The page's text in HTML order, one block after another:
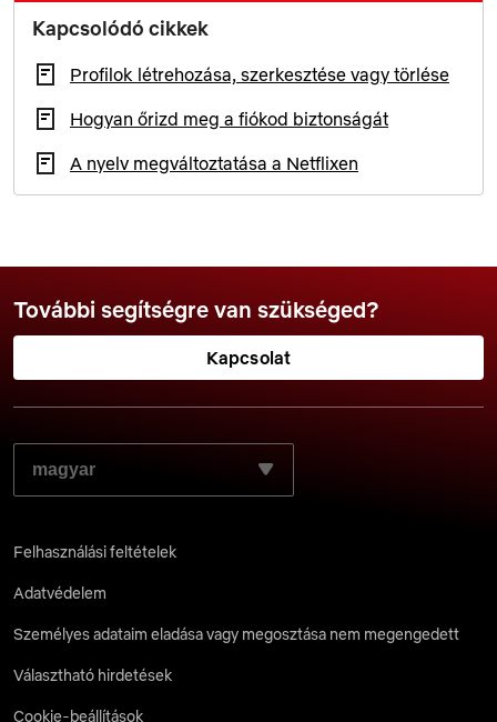
Kapcsolódó cikkek
Profilok létrehozása, szerkesztése vagy törlése
Hogyan őrizd meg a fiókod biztonságát
A nyelv megváltoztatása a Netflixen
További segítségre van szükséged?
Kapcsolat
VÁLASZD KI A KÍVÁNT NYELVET:
Felhasználási feltételek
Adatvédelem
Személyes adataim eladása vagy megosztása nem megengedett
Választható hirdetések
Cookie-beállítások